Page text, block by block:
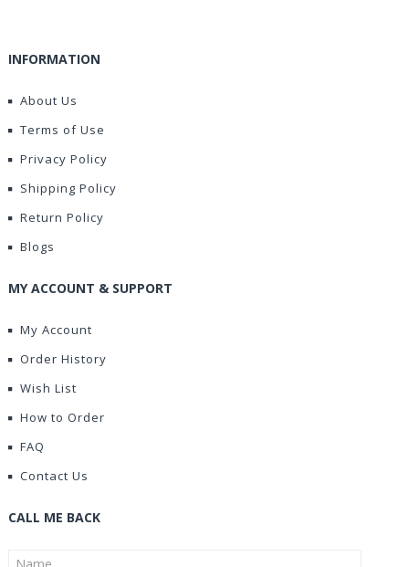
INFORMATION
About Us
Terms of Use
Privacy Policy
Shipping Policy
Return Policy
Blogs
MY ACCOUNT & SUPPORT
My Account
Order History
Wish List
How to Order
FAQ
Contact Us
CALL ME BACK